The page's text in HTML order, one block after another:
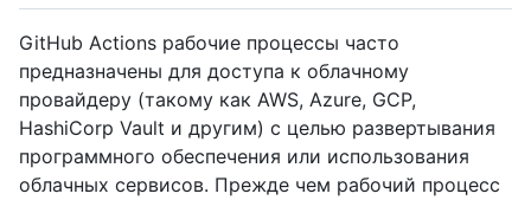
GitHub Actions рабочие процессы часто
предназначены для доступа к облачному
провайдеру (такому как AWS, Azure, GCP,
HashiCorp Vault и другим) с целью развертывания
программного обеспечения или использования
облачных сервисов. Прежде чем рабочий процесс